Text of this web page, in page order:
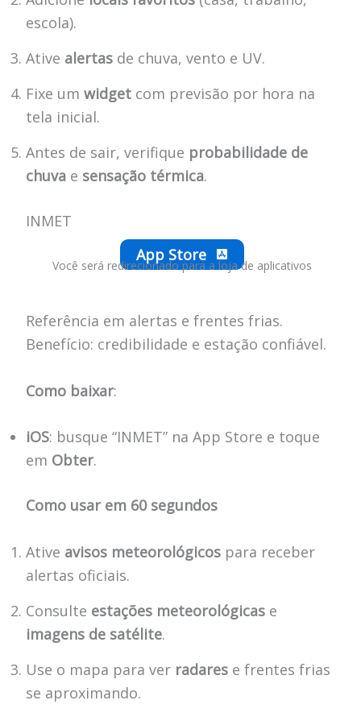
escola).
Ative alertasde chuva, vento e UV.
Fixe um widgetcom previsão por hora na
tela inicial.
Antes de sair, verifique probabilidade de
chuvae sensação térmica.
INMET
App Store
Você será redirecionado para a loja de aplicativos
Referência em alertas e frentes frias.
Benefício: credibilidade e estação confiável.
Como baixar:
iOS: busque “INMET” na App Store e toque
em Obter.
Como usar em 60 segundos
Ative avisos meteorológicospara receber
alertas oficiais.
Consulte estações meteorológicase
imagens de satélite.
Use o mapa para ver radarese frentes frias
se aproximando.